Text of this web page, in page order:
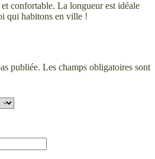
confortable. La longueur est idéale
qui habitons en ville !
publiée. Les champs obligatoires sont